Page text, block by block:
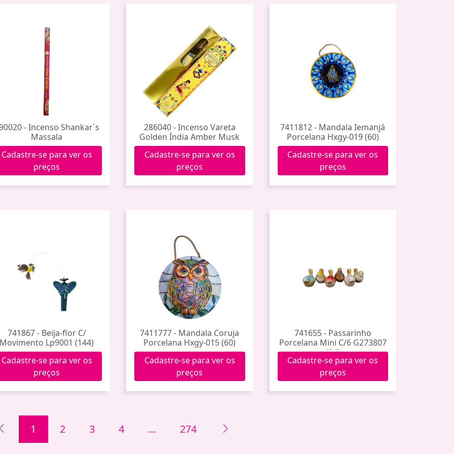
- Incenso Shankar`s
Massala
Cadastre-se para ver os
preços
286040 - Incenso Vareta
Golden Índia Amber Musk
Cadastre-se para ver os
preços
7411812 - Mandala Iemanjá
Porcelana Hxgy-019 (60)
Cadastre-se para ver os
preços
741867 - Beija-flor C/
Movimento Lp9001 (144)
Cadastre-se para ver os
preços
7411777 - Mandala Coruja
Porcelana Hxgy-015 (60)
Cadastre-se para ver os
preços
741655 - Passarinho
Porcelana Mini C/6 G273807
(24)
Cadastre-se para ver os
preços
1 2 3 4 … 274